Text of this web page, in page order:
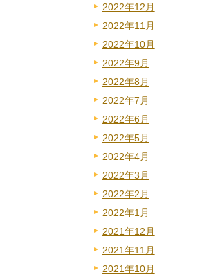
2022年12月
2022年11月
2022年10月
2022年9月
2022年8月
2022年7月
2022年6月
2022年5月
2022年4月
2022年3月
2022年2月
2022年1月
2021年12月
2021年11月
2021年10月